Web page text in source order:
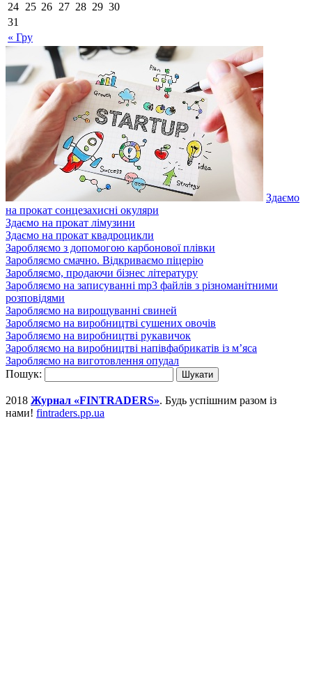
« Гру
24 25 26 27 28 29 30
31
Здаємо
на прокат сонцезахисні окуляри
Здаємо на прокат лімузини
Здаємо на прокат квадроцикли
Заробляємо з допомогою карбонової плівки
Заробляємо смачно. Відкриваємо піцерію
Заробляємо, продаючи бізнес літературу
Заробляємо на записуванні mp3 файлів з різноманітними
розповідями
Заробляємо на вирощуванні свиней
Заробляємо на виробництві сушених овочів
Заробляємо на виробництві рукавичок
Заробляємо на виробництві напівфабрикатів із м’яса
Заробляємо на виготовлення опудал
Пошук:
2018 Журнал «FINTRADERS». Будь успішним разом із
нами! fintraders.pp.ua